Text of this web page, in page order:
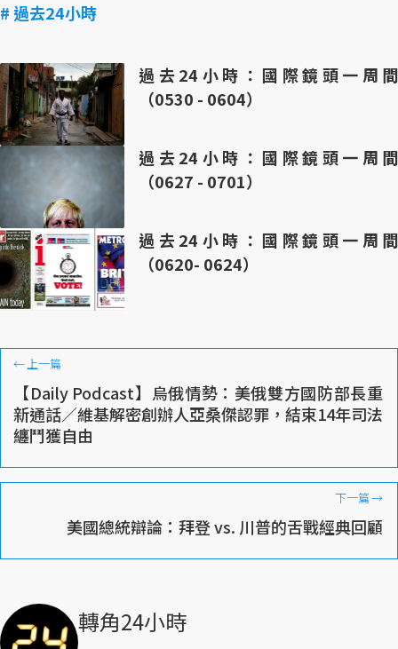
# 過去24小時
過去24小時：國際鏡頭一周間
（0530 - 0604）
過去24小時：國際鏡頭一周間
（0627 - 0701）
過去24小時：國際鏡頭一周間
（0620- 0624）
←上一篇
【Daily Podcast】烏俄情勢：美俄雙方國防部長重
新通話／維基解密創辦人亞桑傑認罪，結束14年司法
纏鬥獲自由
下一篇→
美國總統辯論：拜登 vs. 川普的舌戰經典回顧
轉角24小時